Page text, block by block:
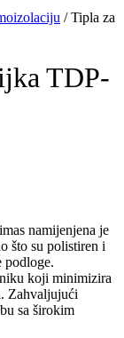
/ Tipla za
TDP-
namijenjena je
što su polistiren i
podloge.
koji minimizira
Zahvaljujući
sa širokim